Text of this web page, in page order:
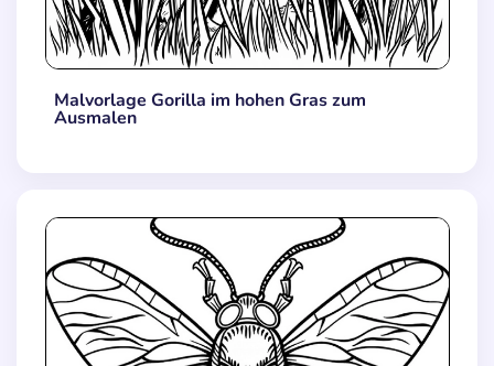
Malvorlage Gorilla im hohen Gras zum
Ausmalen